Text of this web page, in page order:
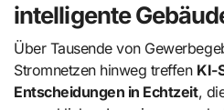
intelligente
Über Tausende von
Stromnetzen hinweg treffen KI-
Entscheidungen in Echtzeit,